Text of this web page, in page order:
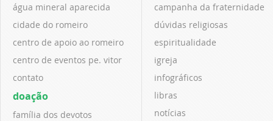
água mineral aparecida
cidade do romeiro
centro de apoio ao romeiro
centro de eventos pe. vitor
contato
doação
família dos devotos
campanha da fraternidade
dúvidas religiosas
espiritualidade
igreja
infográficos
libras
notícias